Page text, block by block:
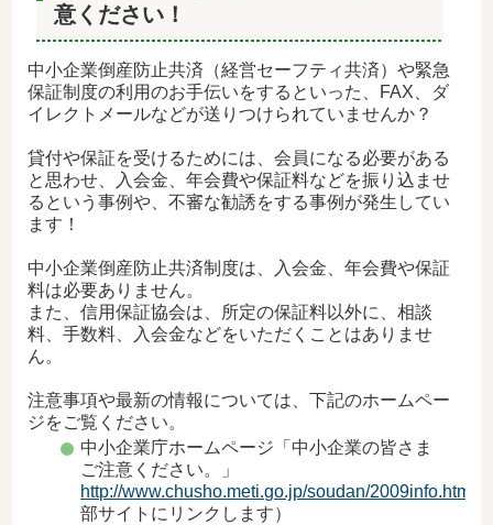
意ください！
中小企業倒産防止共済（経営セーフティ共済）や緊急
保証制度の利用のお手伝いをするといった、FAX、ダ
イレクトメールなどが送りつけられていませんか？
貸付や保証を受けるためには、会員になる必要がある
と思わせ、入会金、年会費や保証料などを振り込ませ
るという事例や、不審な勧誘をする事例が発生してい
ます！
中小企業倒産防止共済制度は、入会金、年会費や保証
料は必要ありません。
また、信用保証協会は、所定の保証料以外に、相談
料、手数料、入会金などをいただくことはありませ
ん。
注意事項や最新の情報については、下記のホームペー
ジをご覧ください。
中小企業庁ホームページ「中小企業の皆さま
ご注意ください。」
http://www.chusho.meti.go.jp/soudan/2009info.htm
部サイトにリンクします）